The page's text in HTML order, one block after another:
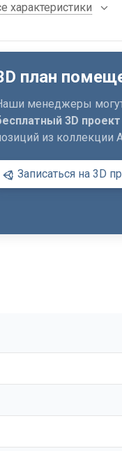
характеристики
план
менеджеры
3D проект
из коллекции
Записаться на 3D